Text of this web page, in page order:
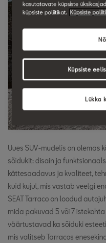
Uues SUV-mudelis on olemas
sõidukit: disain ja
kättesaadavus ja kvaliteet,
kuid kujul, mis vastab veelgi
SEAT Tarraco on loodud
mida pakuvad 5 või 7
väärtustavad ka sõiduki
mis valitseb Tarracos
kasutatavate küpsiste
küpsiste poliitikat. Küpsiste
Lükka
Küpsiste